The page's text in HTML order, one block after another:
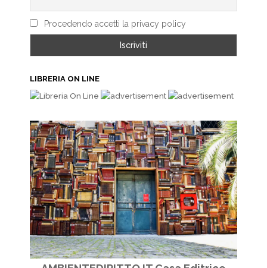
Procedendo accetti la privacy policy
LIBRERIA ON LINE